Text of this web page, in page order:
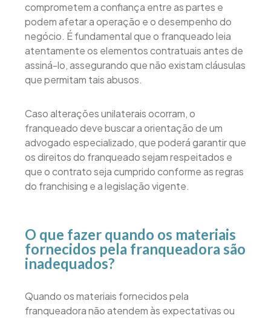
comprometem a confiança entre as partes e
podem afetar a operação e o desempenho do
negócio. É fundamental que o franqueado leia
atentamente os elementos contratuais antes de
assiná-lo, assegurando que não existam cláusulas
que permitam tais abusos.
Caso alterações unilaterais ocorram, o
franqueado deve buscar a orientação de um
advogado especializado, que poderá garantir que
os direitos do franqueado sejam respeitados e
que o contrato seja cumprido conforme as regras
do franchising e a legislação vigente.
O que fazer quando os materiais
fornecidos pela franqueadora são
inadequados?
Quando os materiais fornecidos pela
franqueadora não atendem às expectativas ou